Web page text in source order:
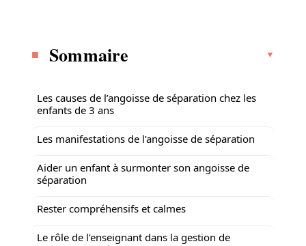
Sommaire
Les causes de l’angoisse de séparation chez les
enfants de 3 ans
Les manifestations de l’angoisse de séparation
Aider un enfant à surmonter son angoisse de
séparation
Rester compréhensifs et calmes
Le rôle de l’enseignant dans la gestion de